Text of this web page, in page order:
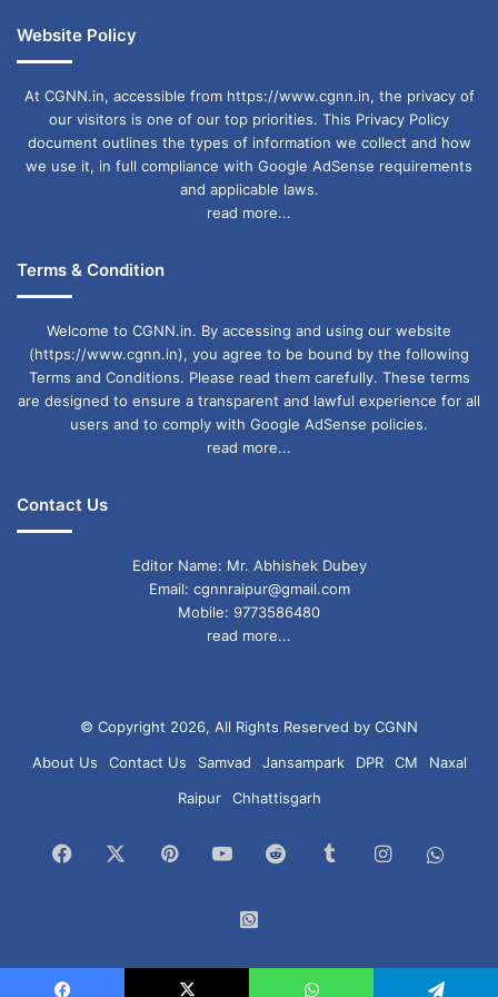
Website Policy
At CGNN.in, accessible from https://www.cgnn.in, the privacy of
our visitors is one of our top priorities. This Privacy Policy
document outlines the types of information we collect and how
we use it, in full compliance with Google AdSense requirements
and applicable laws.
read more...
Terms & Condition
Welcome to CGNN.in. By accessing and using our website
(https://www.cgnn.in), you agree to be bound by the following
Terms and Conditions. Please read them carefully. These terms
are designed to ensure a transparent and lawful experience for all
users and to comply with Google AdSense policies.
read more...
Contact Us
Editor Name: Mr. Abhishek Dubey
Email: cgnnraipur@gmail.com
Mobile: 9773586480
read more...
© Copyright 2026, All Rights Reserved by CGNN
About Us
Contact Us Samvad Jansampark DPR CM
Naxal
Raipur
Chhattisgarh
Facebook PinterestYouTubeReddit TumblrInstagram
Group